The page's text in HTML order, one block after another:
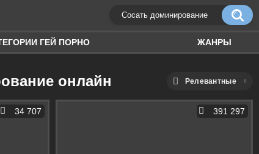
ГЕЙ ПОРНО ЖАНРЫ
онлайн Релевантные
34 707 391 297